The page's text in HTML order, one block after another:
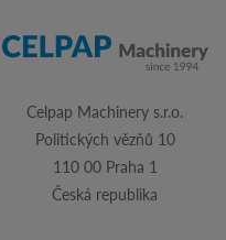
Celpap Machinery s.r.o.
Politických vězňů 10
110 00 Praha 1
Česká republika